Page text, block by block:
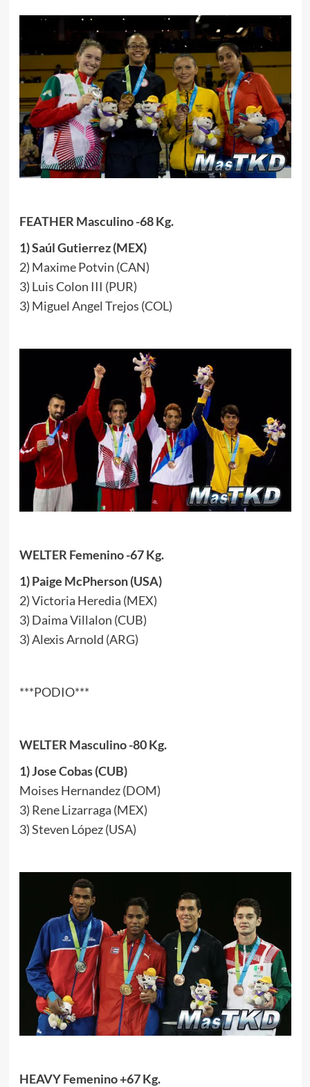
FEATHER Masculino -68 Kg.
1) Saúl Gutierrez (MEX)
2) Maxime Potvin (CAN)
3) Luis Colon III (PUR)
3) Miguel Angel Trejos (COL)
WELTER Femenino -67 Kg.
1) Paige McPherson (USA)
2) Victoria Heredia (MEX)
3) Daima Villalon (CUB)
3) Alexis Arnold (ARG)
***PODIO***
WELTER Masculino -80 Kg.
1) Jose Cobas (CUB)
Moises Hernandez (DOM)
3) Rene Lizarraga (MEX)
3) Steven López (USA)
HEAVY Femenino +67 Kg.